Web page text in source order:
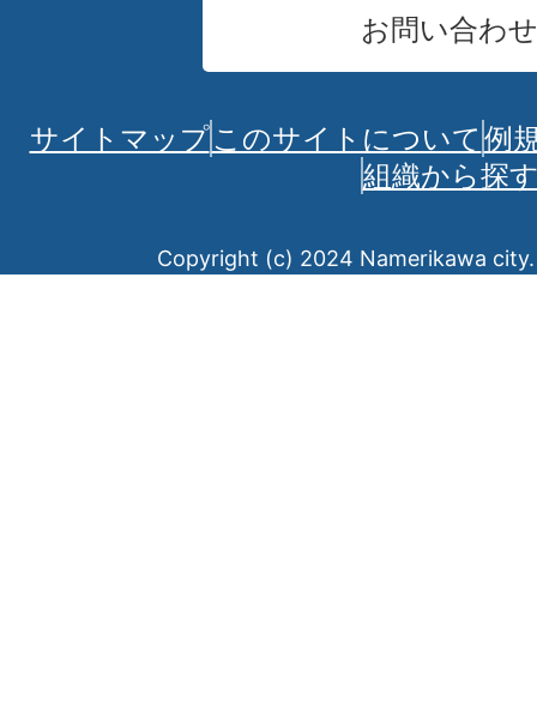
お問い合わせ
サイトマップこのサイトについて 例
組織から探
Copyright (c) 2024 Namerikawa